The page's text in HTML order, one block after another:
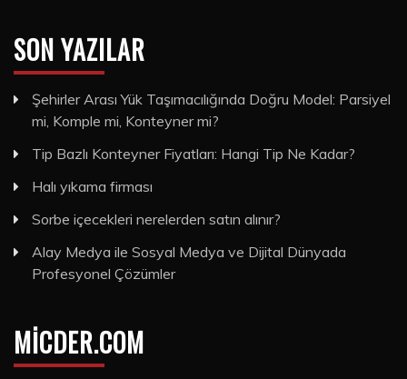
SON YAZILAR
Şehirler Arası Yük Taşımacılığında Doğru Model: Parsiyel
mi, Komple mi, Konteyner mi?
Tip Bazlı Konteyner Fiyatları: Hangi Tip Ne Kadar?
Halı yıkama firması
Sorbe içecekleri nerelerden satın alınır?
Alay Medya ile Sosyal Medya ve Dijital Dünyada
Profesyonel Çözümler
MICDER.COM